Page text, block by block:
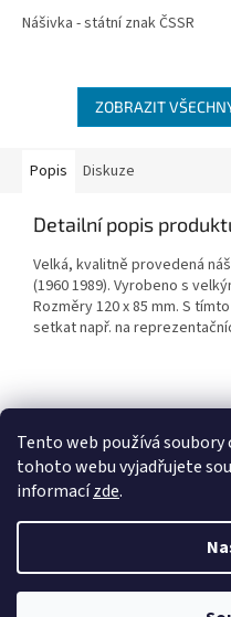
Tento web používá
tohoto webu vyjadřujete
informacízde.
Nášivka - státní znak ČSSR
ZOBRAZIT
Popis Diskuze
Detailní popis
Velká, kvalitně provedená
(1960 1989). Vyrobeno s
Rozměry 120 x 85 mm. S
setkat např. na
Z
Penzion RENSHOF -